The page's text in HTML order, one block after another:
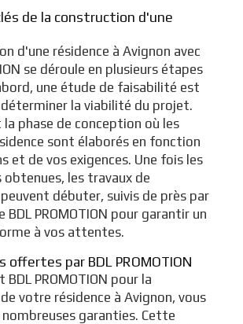
de la construction d'une
d'une résidence à Avignon avec
se déroule en plusieurs étapes
une étude de faisabilité est
la viabilité du projet.
la phase de conception où les
sont élaborés en fonction
et de vos exigences. Une fois les
les travaux de
débuter, suivis de près par
BDL PROMOTION pour garantir un
à vos attentes.
offertes par BDL PROMOTION
BDL PROMOTION pour la
votre résidence à Avignon, vous
garanties. Cette